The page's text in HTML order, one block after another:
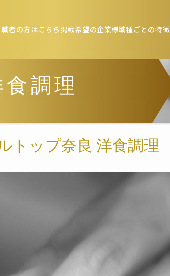
者の方はこちら掲載希望の企業様職種ごとの特徴
調理
トップ奈良 洋食調理